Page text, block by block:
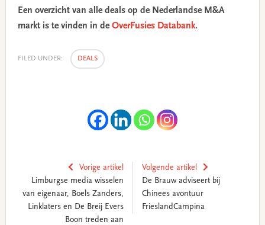
Een overzicht van alle deals op de Nederlandse M&A
markt is te vinden in deOverFusies Databank.
FILED UNDER: DEALS
Vorige artikel
Limburgse media wisselen
van eigenaar, Boels Zanders,
Linklaters en De Breij Evers
Boon treden aan
Volgende artikel
De Brauw adviseert bij
Chinees avontuur
FrieslandCampina